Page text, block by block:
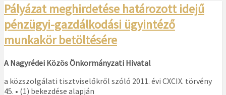
Pályázat meghirdetése határozott idejű
pénzügyi-gazdálkodási ügyintéző
munkakör betöltésére
A Nagyrédei Közös Önkormányzati Hivatal
a közszolgálati tisztviselőkről szóló 2011. évi CXCIX. törvény
45. • (1) bekezdése alapján